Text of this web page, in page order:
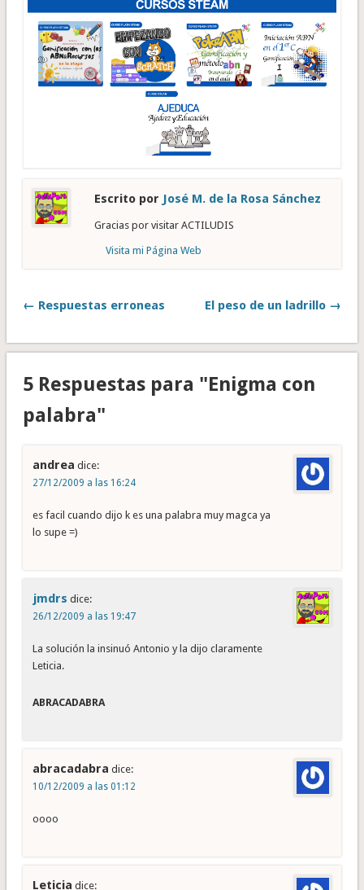
Escrito por José M. de la Rosa Sánchez
Gracias por visitar ACTILUDIS
Visita mi Página Web
← Respuestas erroneas El peso de un ladrillo →
5 Respuestas para "Enigma con
palabra"
andrea dice:
27/12/2009 a las 16:24
es facil cuando dijo k es una palabra muy magca ya
lo supe =)
jmdrs dice:
26/12/2009 a las 19:47
La solución la insinuó Antonio y la dijo claramente
Leticia.
ABRACADABRA
abracadabra dice:
10/12/2009 a las 01:12
oooo
Leticia dice: